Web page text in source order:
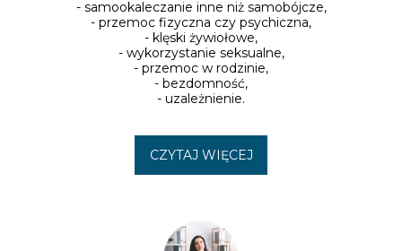
- samookaleczanie inne niż samobójcze,
- przemoc fizyczna czy psychiczna,
- klęski żywiołowe,
- wykorzystanie seksualne,
- przemoc w rodzinie,
- bezdomność,
- uzależnienie.
CZYTAJ WIĘCEJ